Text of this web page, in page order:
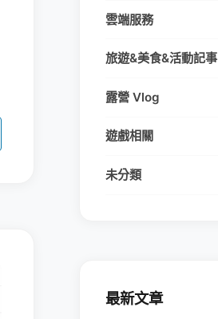
雲端服務
旅遊&美食&活動記事
露營 Vlog
遊戲相關
未分類
最新文章